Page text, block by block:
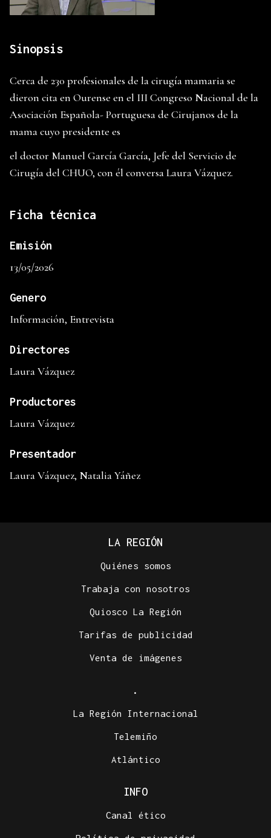
Sinopsis
Cerca de 230 profesionales de la cirugía mamaria se
dieron cita en Ourense en el III Congreso Nacional de la
Asociación Española- Portuguesa de Cirujanos de la
mama cuyo presidente es
el doctor Manuel García García, Jefe del Servicio de
Cirugía del CHUO, con él conversa Laura Vázquez.
Ficha técnica
Emisión
13/05/2026
Genero
Información, Entrevista
Directores
Laura Vázquez
Productores
Laura Vázquez
Presentador
Laura Vázquez, Natalia Yáñez
LA REGIÓN
Quiénes somos
Trabaja con nosotros
Quiosco La Región
Tarifas de publicidad
Venta de imágenes
.
La Región Internacional
Telemiño
Atlántico
INFO
Canal ético